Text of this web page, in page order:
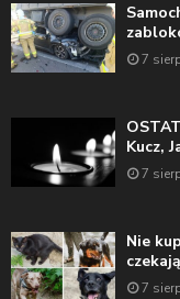
7
Kucz,
7
Nie
7